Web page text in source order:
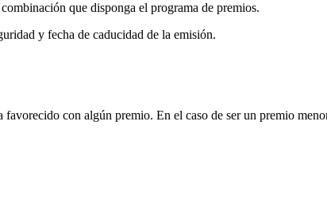
que disponga el programa de premios.
y fecha de caducidad de la emisión.
con algún premio. En el caso de ser un premio